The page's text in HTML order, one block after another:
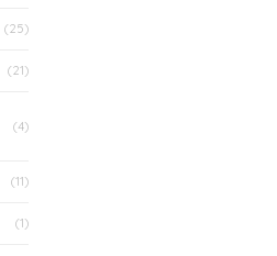
(25)
(21)
(4)
(11)
(1)